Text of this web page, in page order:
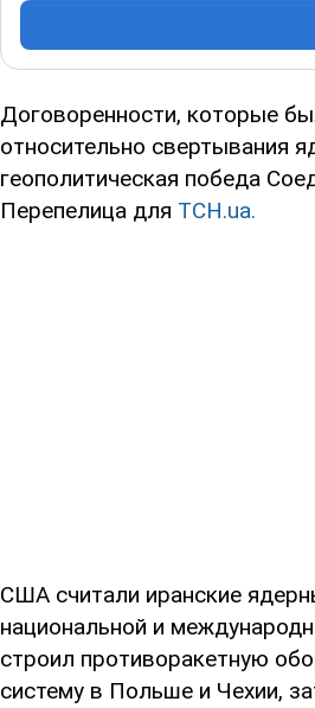
Договоренности, которые
относительно свертывания
геополитическая победа
Перепелица для ТСН.ua.
США считали иранские
национальной и
строил противоракетную
систему в Польше и Чехии,